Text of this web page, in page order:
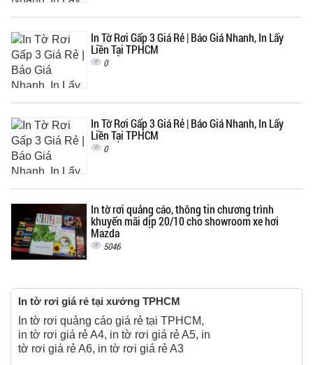
In Tờ Rơi Gấp 3 Giá Rẻ | Báo Giá Nhanh, In Lấy
Liền Tại TPHCM
0
In Tờ Rơi Gấp 3 Giá Rẻ | Báo Giá Nhanh, In Lấy
Liền Tại TPHCM
0
In tờ rơi quảng cáo, thông tin chương trình
khuyến mãi dịp 20/10 cho showroom xe hơi
Mazda
5046
In tờ rơi giá rẻ tại xưởng TPHCM
In tờ rơi quảng cáo giá rẻ tại TPHCM,
in tờ rơi giá rẻ A4, in tờ rơi giá rẻ A5, in
tờ rơi giá rẻ A6, in tờ rơi giá rẻ A3